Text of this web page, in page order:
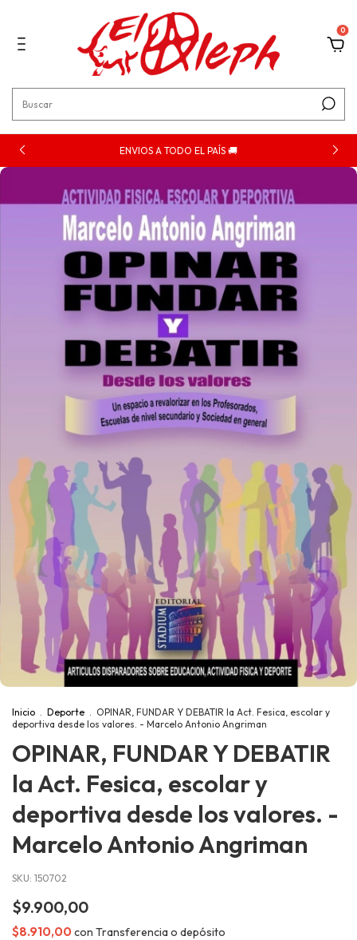
0
ENVIOS A TODO EL PAÍS 🚚
Inicio Deporte
OPINAR, FUNDAR Y DEBATIR la Act. Fesica, escolar y
deportiva desde los valores. - Marcelo Antonio Angriman
OPINAR, FUNDAR Y DEBATIR
la Act. Fesica, escolar y
deportiva desde los valores. -
Marcelo Antonio Angriman
SKU: 150702
$9.900,00
$8.910,00 con Transferencia o depósito